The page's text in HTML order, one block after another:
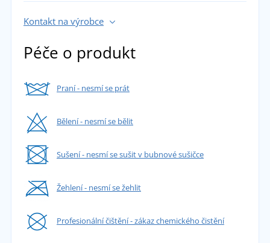
Kontakt na výrobce
Péče o produkt
Praní - nesmí se prát
Bělení - nesmí se bělit
Sušení - nesmí se sušit v bubnové sušičce
Žehlení - nesmí se žehlit
Profesionální čištění - zákaz chemického čistění